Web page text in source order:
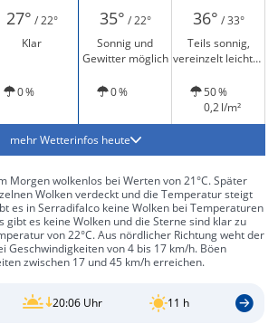
27° / 22° 35° / 22° 36° / 33°
Klar
Sonnig und
Gewitter möglich
Teils sonnig,
vereinzelt leichter
Gewitter möglich
0 % 0 %
50 %
0,2 l/m²
mehr Wetterinfos heute
Morgen wolkenlos bei Werten von 21°C. Später
Wolken verdeckt und die Temperatur steigt
es in Serradifalco keine Wolken bei Temperaturen
gibt es keine Wolken und die Sterne sind klar zu
von 22°C. Aus nördlicher Richtung weht der
Geschwindigkeiten von 4 bis 17 km/h. Böen
zwischen 17 und 45 km/h erreichen.
20:06 Uhr 11 h